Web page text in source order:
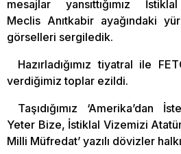
mesajlar yansıttığımız
Meclis Anıtkabir ayağındaki
görselleri sergiledik.
Hazırladığımız tiyatral ile
verdiğimiz toplar ezildi.
Taşıdığımız ‘Amerika’dan
Yeter Bize, İstiklal Vizemizi
Milli Müfredat’ yazılı dövizler